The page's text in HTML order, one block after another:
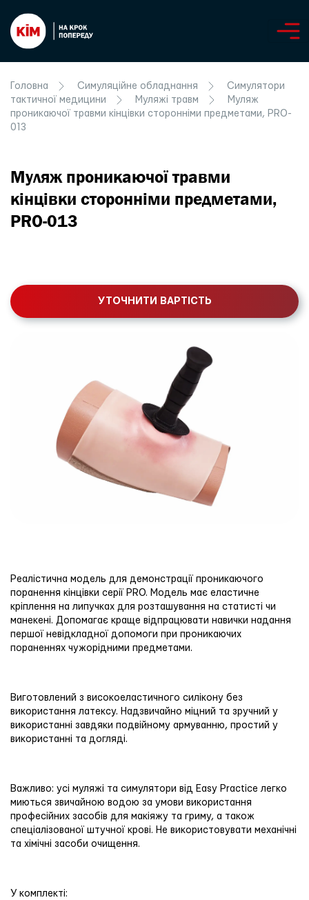
Головна Симуляційне обладнання
Симулятори
тактичної медицини
Муляжі травм
Муляж
проникаючої травми кінцівки сторонніми предметами, PRO-
013
Муляж проникаючої травми
кінцівки сторонніми предметами,
PRO-013
УТОЧНИТИ ВАРТІСТЬ
Реалістична модель для демонстрації проникаючого
поранення кінцівки серії PRO. Модель має еластичне
кріплення на липучках для розташування на статисті чи
манекені. Допомагає краще відпрацювати навички надання
першої невідкладної допомоги при проникаючих
пораненнях чужорідними предметами.
Виготовлений з високоеластичного силікону без
використання латексу. Надзвичайно міцний та зручний у
використанні завдяки подвійному армуванню, простий у
використанні та догляді.
Важливо: усі муляжі та симулятори від Easy Practice легко
миються звичайною водою за умови використання
професійних засобів для макіяжу та гриму, а також
спеціалізованої штучної крові. Не використовувати механічні
та хімічні засоби очищення.
У комплекті: